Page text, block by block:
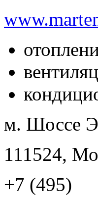
м. Шоссе
111524,
+7 (495)